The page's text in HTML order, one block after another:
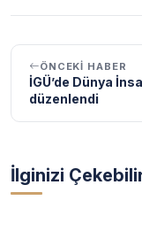
ÖNCEKI HABER
İGÜ’de Dünya
düzenlendi
İlginizi